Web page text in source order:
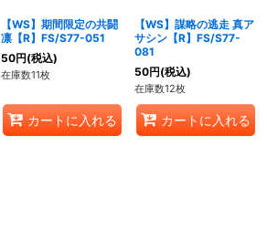
【WS】期間限定の共闘
凛【R】FS/S77-051
50円(税込)
在庫数11枚
カートに入れる
【WS】謀略の逃走 真ア
サシン【R】FS/S77-
081
50円(税込)
在庫数12枚
カートに入れる